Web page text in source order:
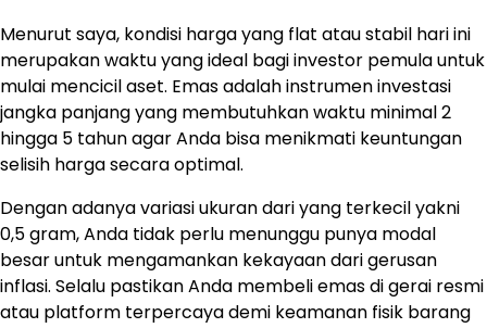
Menurut saya, kondisi harga yang flat atau stabil hari ini
merupakan waktu yang ideal bagi investor pemula untuk
mulai mencicil aset. Emas adalah instrumen investasi
jangka panjang yang membutuhkan waktu minimal 2
hingga 5 tahun agar Anda bisa menikmati keuntungan
selisih harga secara optimal.
Dengan adanya variasi ukuran dari yang terkecil yakni
0,5 gram, Anda tidak perlu menunggu punya modal
besar untuk mengamankan kekayaan dari gerusan
inflasi. Selalu pastikan Anda membeli emas di gerai resmi
atau platform terpercaya demi keamanan fisik barang